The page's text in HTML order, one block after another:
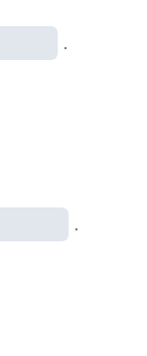
.
.